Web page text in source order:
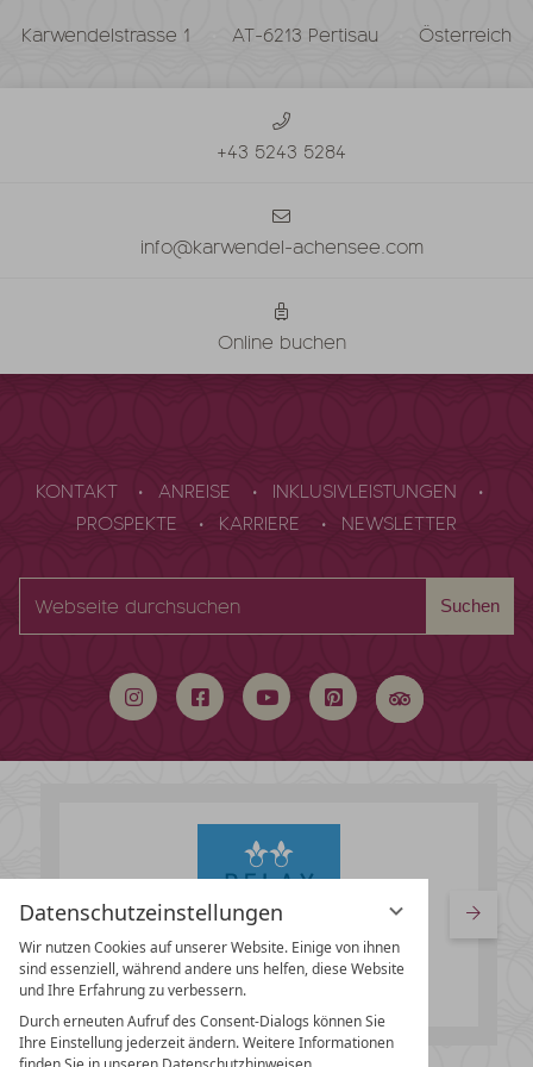
Datenschutzeinstellungen
Wir nutzen Cookies auf unserer Website. Einige von ihnen
sind essenziell, während andere uns helfen, diese Website
und Ihre Erfahrung zu verbessern.
Durch erneuten Aufruf des Consent-Dialogs können Sie
Ihre Einstellung jederzeit ändern. Weitere Informationen
Karwendelstrasse 1 AT-6213 Pertisau Österreich
+43 5243 5284
info@karwendel-achensee.com
Online buchen
KONTAKT ANREISE
INKLUSIVLEISTUNGEN
PROSPEKTE
KARRIERE NEWSLETTER
durchsuchen
Suchen